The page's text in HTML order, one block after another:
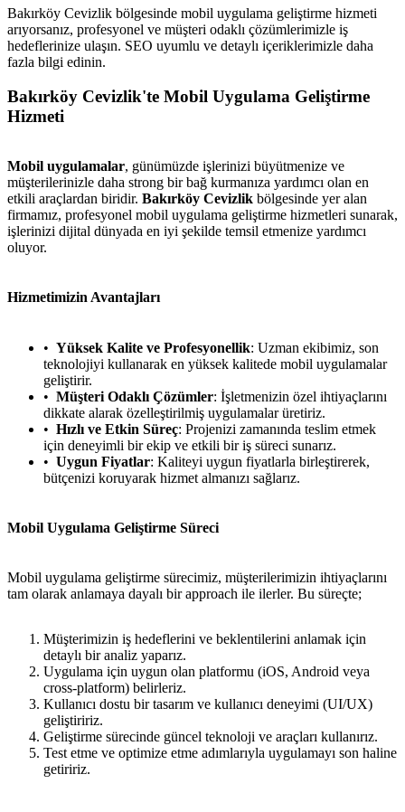
Bakırköy Cevizlik bölgesinde mobil uygulama geliştirme hizmeti
arıyorsanız, profesyonel ve müşteri odaklı çözümlerimizle iş
hedeflerinize ulaşın. SEO uyumlu ve detaylı içeriklerimizle daha
fazla bilgi edinin.
Bakırköy Cevizlik'te Mobil Uygulama Geliştirme
Hizmeti
Mobil uygulamalar, günümüzde işlerinizi büyütmenize ve
müşterilerinizle daha strong bir bağ kurmanıza yardımcı olan en
etkili araçlardan biridir. Bakırköy Cevizlik bölgesinde yer alan
firmamız, profesyonel mobil uygulama geliştirme hizmetleri sunarak,
işlerinizi dijital dünyada en iyi şekilde temsil etmenize yardımcı
oluyor.
Hizmetimizin Avantajları
Yüksek Kalite ve Profesyonellik: Uzman ekibimiz, son
teknolojiyi kullanarak en yüksek kalitede mobil uygulamalar
geliştirir.
Müşteri Odaklı Çözümler: İşletmenizin özel ihtiyaçlarını
dikkate alarak özelleştirilmiş uygulamalar üretiriz.
Hızlı ve Etkin Süreç: Projenizi zamanında teslim etmek
için deneyimli bir ekip ve etkili bir iş süreci sunarız.
Uygun Fiyatlar: Kaliteyi uygun fiyatlarla birleştirerek,
bütçenizi koruyarak hizmet almanızı sağlarız.
Mobil Uygulama Geliştirme Süreci
Mobil uygulama geliştirme sürecimiz, müşterilerimizin ihtiyaçlarını
tam olarak anlamaya dayalı bir approach ile ilerler. Bu süreçte;
Müşterimizin iş hedeflerini ve beklentilerini anlamak için
detaylı bir analiz yaparız.
Uygulama için uygun olan platformu (iOS, Android veya
cross-platform) belirleriz.
Kullanıcı dostu bir tasarım ve kullanıcı deneyimi (UI/UX)
geliştiririz.
Geliştirme sürecinde güncel teknoloji ve araçları kullanırız.
Test etme ve optimize etme adımlarıyla uygulamayı son haline
getiririz.